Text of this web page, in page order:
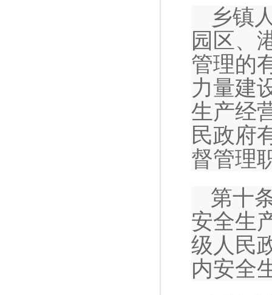
乡镇
园区、
管理的
力量建
生产经
民政府
督管理
第十
安全生
级人民
内安全